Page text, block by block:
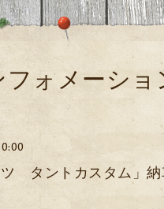
ォメーショ
タントカスタム」納